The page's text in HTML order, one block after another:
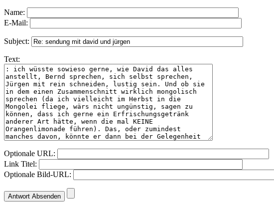
Name:
E-Mail:
Subject:
Text:
Optionale URL:
Link Titel:
Optionale Bild-URL: